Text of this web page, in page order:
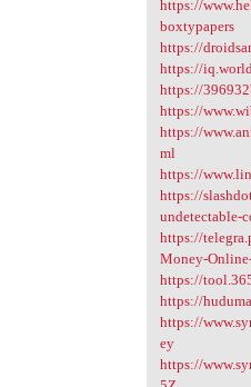
https://
boxtypapers
https://
https://
https://
https://
https://
ml
https://
https://
undetectable-
https://
Money-Online-
https://
https://
https://
ey
https://